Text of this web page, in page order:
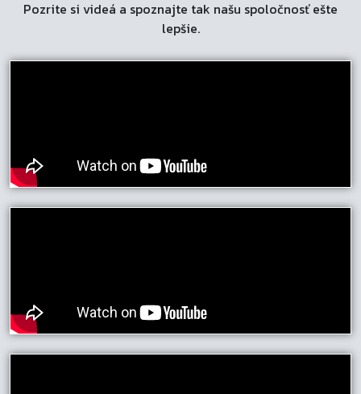
Pozrite si videá a spoznajte tak našu spoločnosť ešte
lepšie.